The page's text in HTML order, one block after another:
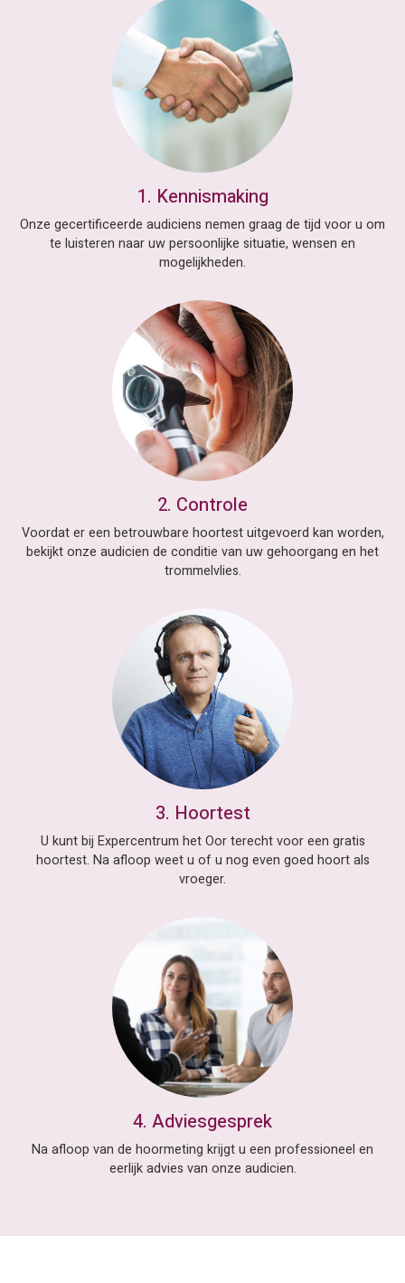
1. Kennismaking
Onze gecertificeerde audiciens nemen graag de tijd voor u om
te luisteren naar uw persoonlijke situatie, wensen en
mogelijkheden.
2. Controle
Voordat er een betrouwbare hoortest uitgevoerd kan worden,
bekijkt onze audicien de conditie van uw gehoorgang en het
trommelvlies.
3. Hoortest
U kunt bij Expercentrum het Oor terecht voor een gratis
hoortest. Na afloop weet u of u nog even goed hoort als
vroeger.
4. Adviesgesprek
Na afloop van de hoormeting krijgt u een professioneel en
eerlijk advies van onze audicien.